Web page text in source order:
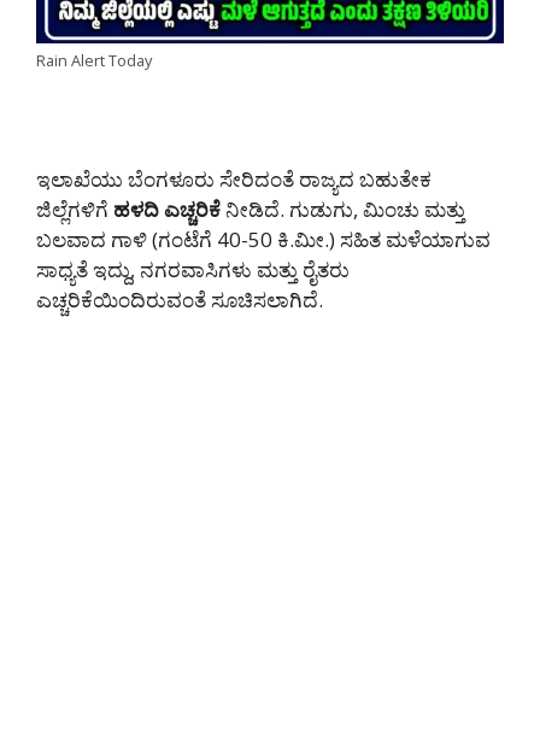
Rain Alert Today
ಇಲಾಖೆಯು ಬೆಂಗಳೂರು ಸೇರಿದಂತೆ ರಾಜ್ಯದ ಬಹುತೇಕ
ಜಿಲ್ಲೆಗಳಿಗೆ ಹಳದಿ ಎಚ್ಚರಿಕೆನೀಡಿದೆ. ಗುಡುಗು, ಮಿಂಚು ಮತ್ತು
ಬಲವಾದ ಗಾಳಿ (ಗಂಟೆಗೆ 40-50 ಕಿ.ಮೀ.) ಸಹಿತ ಮಳೆಯಾಗುವ
ಸಾಧ್ಯತೆ ಇದ್ದು, ನಗರವಾಸಿಗಳು ಮತ್ತು ರೈತರು
ಎಚ್ಚರಿಕೆಯಿಂದಿರುವಂತೆ ಸೂಚಿಸಲಾಗಿದೆ.